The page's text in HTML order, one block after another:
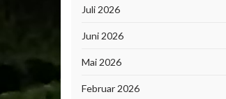
Juli 2026
Juni 2026
Mai 2026
Februar 2026